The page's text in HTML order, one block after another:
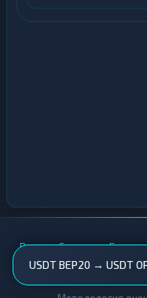
USDT BEP20 → USDT
Вики • Города •